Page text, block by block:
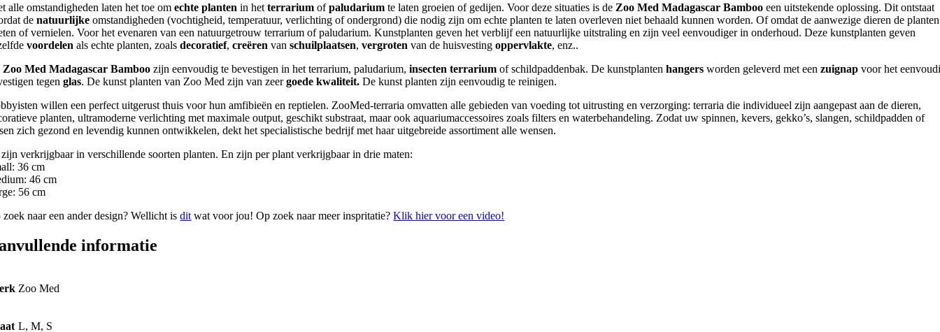
alle omstandigheden laten het toe omechte planten in hetterrarium ofpaludarium te laten groeien of gedijen. Voor deze situaties is de Zoo Med Madagascar Bamboo een uitstekende oplossing. Dit ontstaat
denatuurlijke omstandigheden (vochtigheid, temperatuur, verlichting of ondergrond) die nodig zijn om echte planten te laten overleven niet behaald kunnen worden. Of omdat de aanwezige dieren de planten
of vernielen. Voor het evenaren van een natuurgetrouw terrarium of paludarium. Kunstplanten geven het verblijf een natuurlijke uitstraling en zijn veel eenvoudiger in onderhoud. Deze kunstplanten geven
voordelen als echte planten, zoalsdecoratief,creëren vanschuilplaatsen,vergroten van de huisvestingoppervlakte, enz..
Zoo Med Madagascar Bamboo zijn eenvoudig te bevestigen in het terrarium, paludarium,insecten terrarium of schildpaddenbak. De kunstplantenhangers worden geleverd met eenzuignap voor het
tegenglas. De kunst planten van Zoo Med zijn van zeergoede kwaliteit. De kunst planten zijn eenvoudig te reinigen.
willen een perfect uitgerust thuis voor hun amfibieën en reptielen. ZooMed-terraria omvatten alle gebieden van voeding tot uitrusting en verzorging: terraria die individueel zijn aangepast aan de dieren,
planten, ultramoderne verlichting met maximale output, geschikt substraat, maar ook aquariumaccessoires zoals filters en waterbehandeling. Zodat uw spinnen, kevers, gekko’s, slangen, schildpadden of
zich gezond en levendig kunnen ontwikkelen, dekt het specialistische bedrijf met haar uitgebreide assortiment alle wensen.
verkrijgbaar in verschillende soorten planten. En zijn per plant verkrijgbaar in drie maten:
36 cm
46 cm
56 cm
zoek naar een ander design? Wellicht isdit wat voor jou! Op zoek naar meer inspritatie?Klik hier voor een video!
informatie
Zoo Med
L, M, S